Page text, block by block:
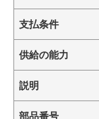
支払条件
供給の能力
説明
部品番号